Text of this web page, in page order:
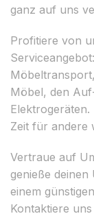
ganz auf uns
Profitiere von
Möbel, den
Zeit für andere
Vertraue auf
genieße
einem
Kontaktiere